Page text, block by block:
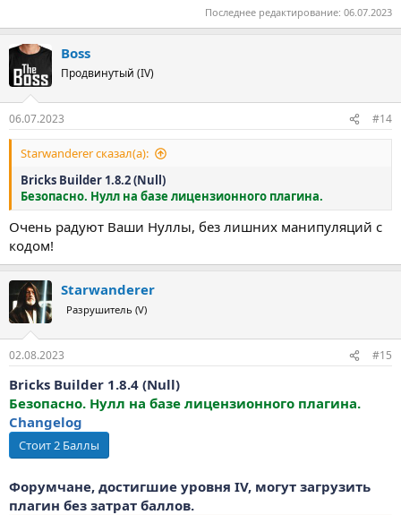
Последнее редактирование: 06.07.2023
Boss
Продвинутый (IV)
06.07.2023 #14
Starwanderer сказал(а):
Bricks Builder 1.8.2 (Null)
Безопасно. Нулл на базе лицензионного плагина.
Очень радуют Ваши Нуллы, без лишних манипуляций с
кодом!
Starwanderer
Разрушитель (V)
02.08.2023 #15
Bricks Builder 1.8.4 (Null)
Безопасно. Нулл на базе лицензионного плагина.
Changelog
Форумчане, достигшие уровня IV, могут загрузить
плагин без затрат баллов.